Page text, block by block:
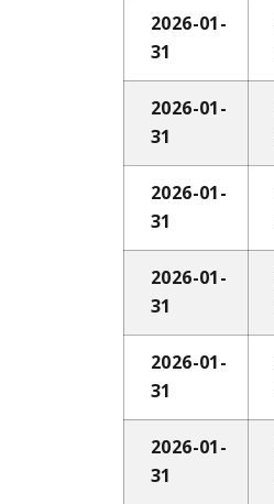
2026-01-
31
2026-01-
31
2026-01-
31
2026-01-
31
2026-01-
31
2026-01-
31